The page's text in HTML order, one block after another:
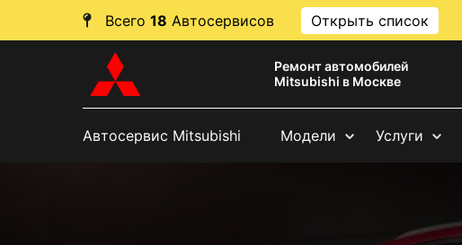
Всего 18 Автосервисов Открыть список
Ремонт автомобилей
Mitsubishi в Москве
Автосервис Mitsubishi Модели Услуги